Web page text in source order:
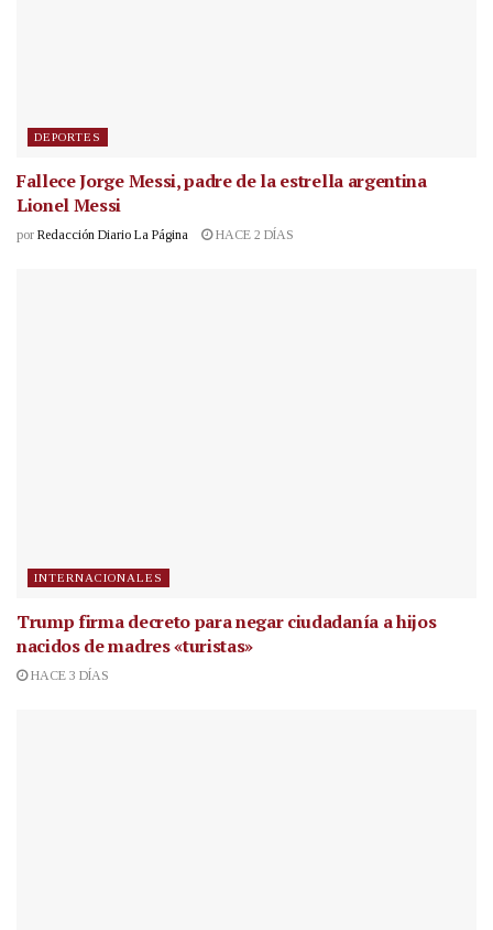
DEPORTES
Fallece Jorge Messi, padre de la estrella argentina
Lionel Messi
por Redacción Diario La Página HACE 2 DÍAS
INTERNACIONALES
Trump firma decreto para negar ciudadanía a hijos
nacidos de madres «turistas»
HACE 3 DÍAS